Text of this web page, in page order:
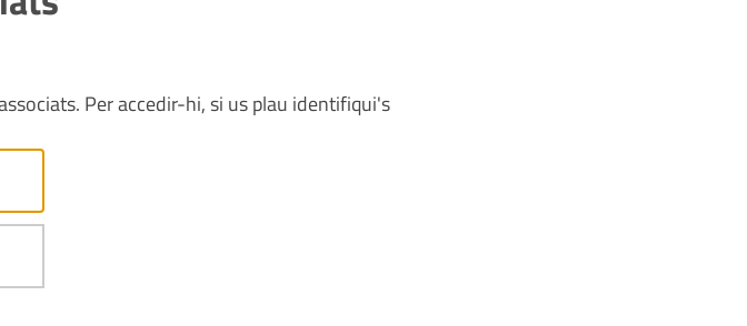
Per accedir-hi, si us plau identifiqui's